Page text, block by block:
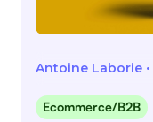
Antoine Laborie •
Ecommerce/B2B